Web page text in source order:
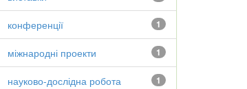
1
конференції
1
міжнародні проекти
1
науково-дослідна робота